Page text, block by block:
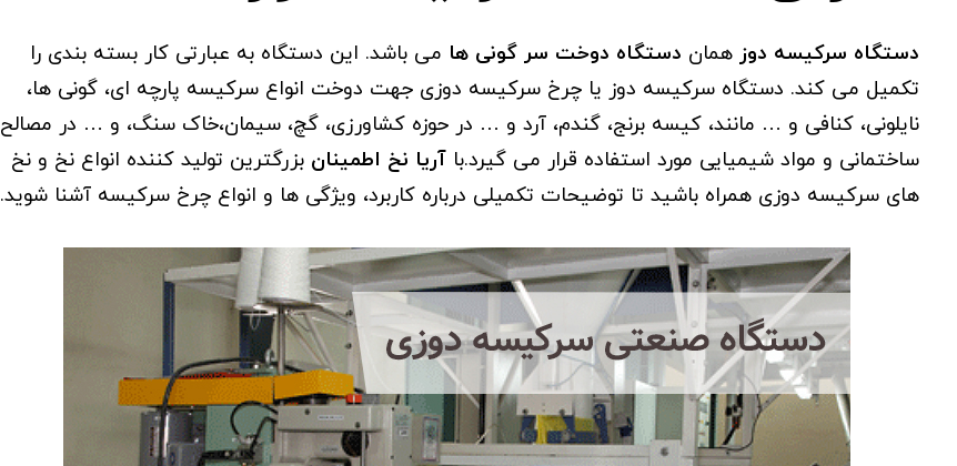
دستگاه سرکیسه دوز همان دستگاه دوخت سر گونی ها می باشد. این دستگاه به عبارتی کار بسته بندی را
تکمیل می کند. دستگاه سرکیسه دوز یا چرخ سرکیسه دوزی جهت دوخت انواع سرکیسه پارچه ای، گونی ها،
نایلونی، کنافی و … مانند، کیسه برنج، گندم، آرد و … در حوزه کشاورزی، گچ، سیمان،خاک سنگ، و … در مصالح
ساختمانی و مواد شیمیایی مورد استفاده قرار می گیرد.با آریا نخ اطمینان بزرگترین تولید کننده انواع نخ و نخ
های سرکیسه دوزی همراه باشید تا توضیحات تکمیلی درباره کاربرد، ویژگی ها و انواع چرخ سرکیسه آشنا شوید.